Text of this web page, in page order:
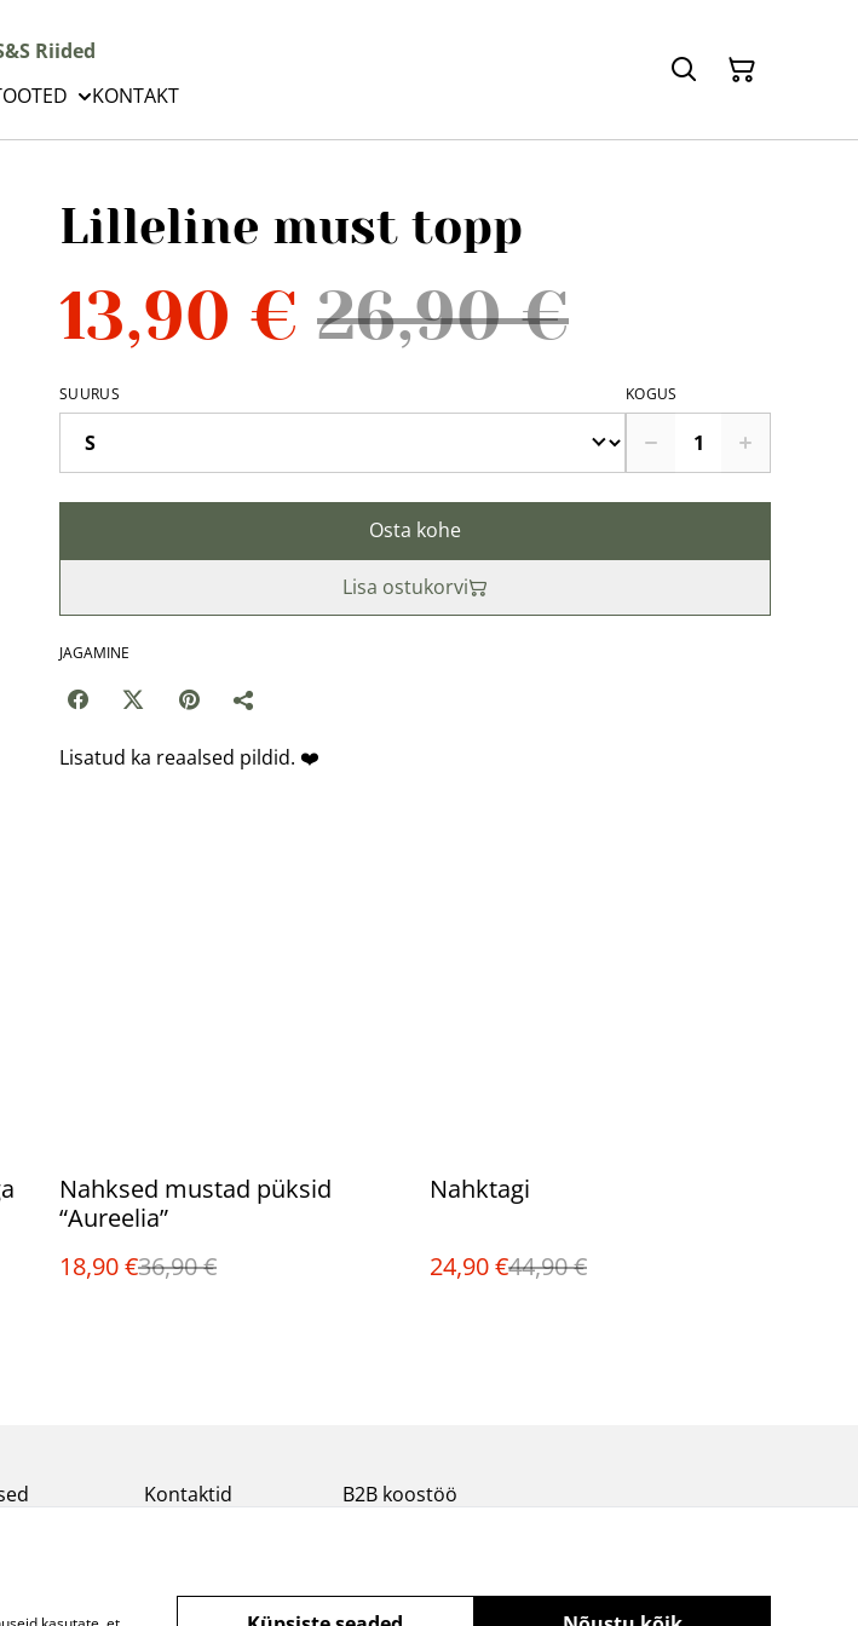
Riided
KONTAKT
Lilleline must topp
13,90 € 26,90 €
SUURUS KOGUS
Osta kohe
Lisa ostukorvi
JAGAMINE
Lisatud ka reaalsed pildid. ❤️
%
Nahksed mustad püksid
“Aureelia”
18,90 €36,90 €
%
Nahktagi
24,90 €44,90 €
Kontaktid B2B koostöö